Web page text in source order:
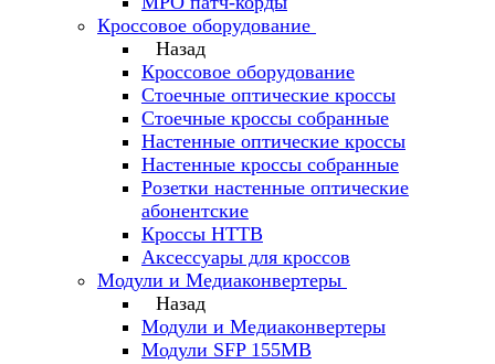
Кроссовое оборудование
Назад
Кроссовое оборудование
Стоечные оптические кроссы
Стоечные кроссы собранные
Настенные оптические кроссы
Настенные кроссы собранные
Розетки настенные оптические
абонентские
Кроссы HTTB
Аксессуары для кроссов
Модули и Медиаконвертеры
Назад
Модули и Медиаконвертеры
Модули SFP 155MB